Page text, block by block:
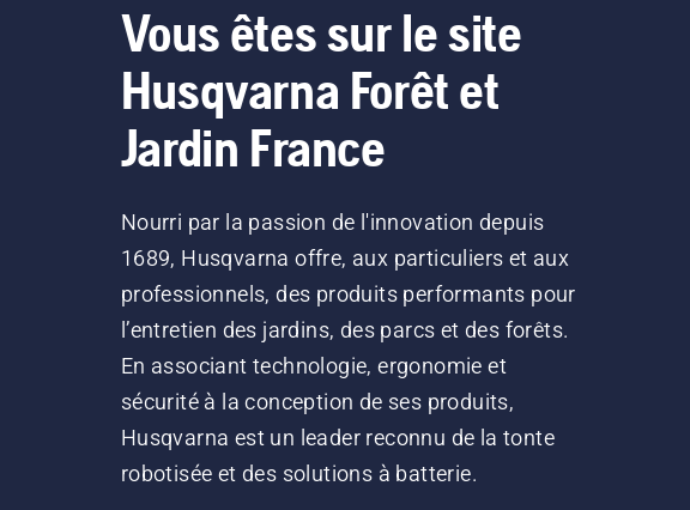
Vous êtes sur le site
Husqvarna Forêt et
Jardin France
Nourri par la passion de l'innovation depuis
1689, Husqvarna offre, aux particuliers et aux
professionnels, des produits performants pour
l’entretien des jardins, des parcs et des forêts.
En associant technologie, ergonomie et
sécurité à la conception de ses produits,
Husqvarna est un leader reconnu de la tonte
robotisée et des solutions à batterie.